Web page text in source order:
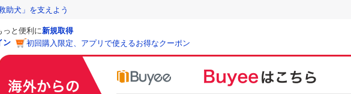
助犬」を支えよう
っと便利に新規取得
ン
初回購入限定、アプリで使えるお得なクーポン